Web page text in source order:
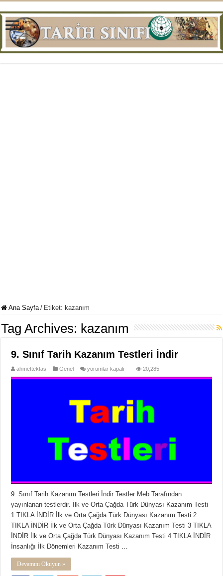
Ana Sayfa / Etiket: kazanım
Tag Archives: kazanım
9. Sınıf Tarih Kazanım Testleri İndir
ahmettektas Genel
9.
Tarih
için
yorumlar kapalı 20,285
9. Sınıf Tarih Kazanım Testleri İndir Testler Meb Tarafından
yayınlanan testlerdir. İlk ve Orta Çağda Türk Dünyası Kazanım Testi
1 TIKLA İNDİR İlk ve Orta Çağda Türk Dünyası Kazanım Testi 2
TIKLA İNDİR İlk ve Orta Çağda Türk Dünyası Kazanım Testi 3 TIKLA
İNDİR İlk ve Orta Çağda Türk Dünyası Kazanım Testi 4 TIKLA İNDİR
İnsanlığı İlk Dönemleri Kazanım Testi …
Devamını Okuyun »